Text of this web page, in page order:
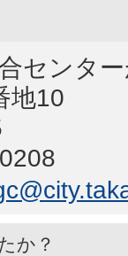
センタ
地10
か？